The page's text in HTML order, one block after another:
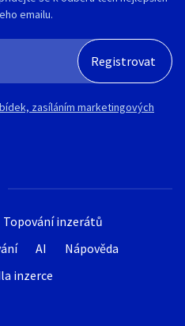
Topování inzerátů
AI
Nápověda
inzerce
emailu.
zasíláním marketingových